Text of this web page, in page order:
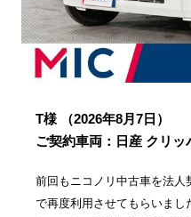
T様
（2026年8月7日）
ご契約車両：日産 クリッ
前回もニコノリ中古車を法
で再度利用させてもらいまし